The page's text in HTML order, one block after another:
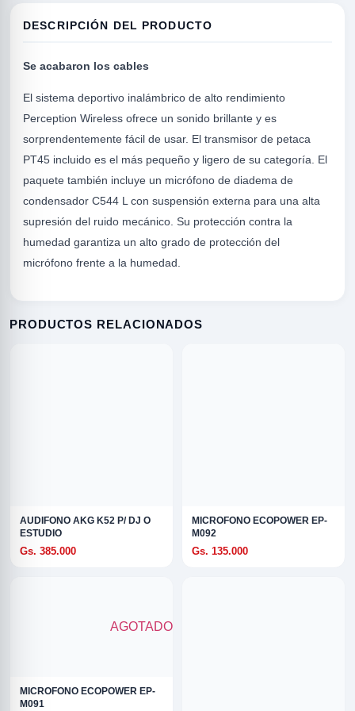
DESCRIPCIÓN DEL PRODUCTO
Se acabaron los cables
El sistema deportivo inalámbrico de alto rendimiento
Perception Wireless ofrece un sonido brillante y es
sorprendentemente fácil de usar. El transmisor de petaca
PT45 incluido es el más pequeño y ligero de su categoría. El
paquete también incluye un micrófono de diadema de
condensador C544 L con suspensión externa para una alta
supresión del ruido mecánico. Su protección contra la
humedad garantiza un alto grado de protección del
micrófono frente a la humedad.
PRODUCTOS RELACIONADOS
AUDIFONO AKG K52 P/ DJ O
ESTUDIO
Gs. 385.000
MICROFONO ECOPOWER EP-
M092
Gs. 135.000
AGOTADO
MICROFONO ECOPOWER EP-
M091